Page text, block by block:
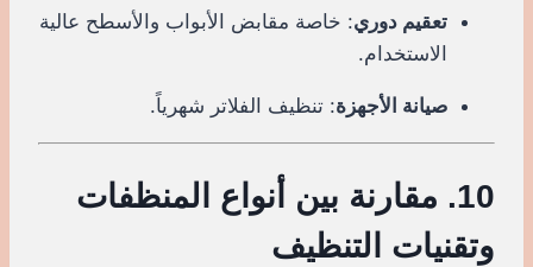
تعقيم دوري: خاصة مقابض الأبواب والأسطح عالية
الاستخدام.
صيانة الأجهزة: تنظيف الفلاتر شهرياً.
10. مقارنة بين أنواع المنظفات
وتقنيات التنظيف